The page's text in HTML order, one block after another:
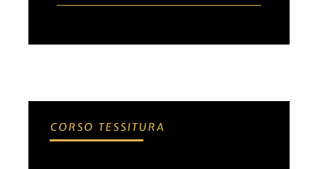
CORSO TESSITURA